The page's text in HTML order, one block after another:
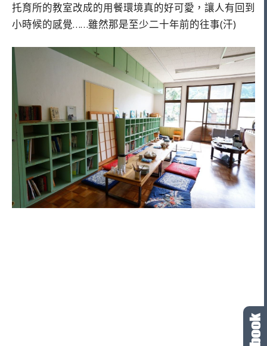
托育所的教室改成的用餐環境真的好可愛，讓人有回到
小時候的感覺……雖然那是至少二十年前的往事(汗)